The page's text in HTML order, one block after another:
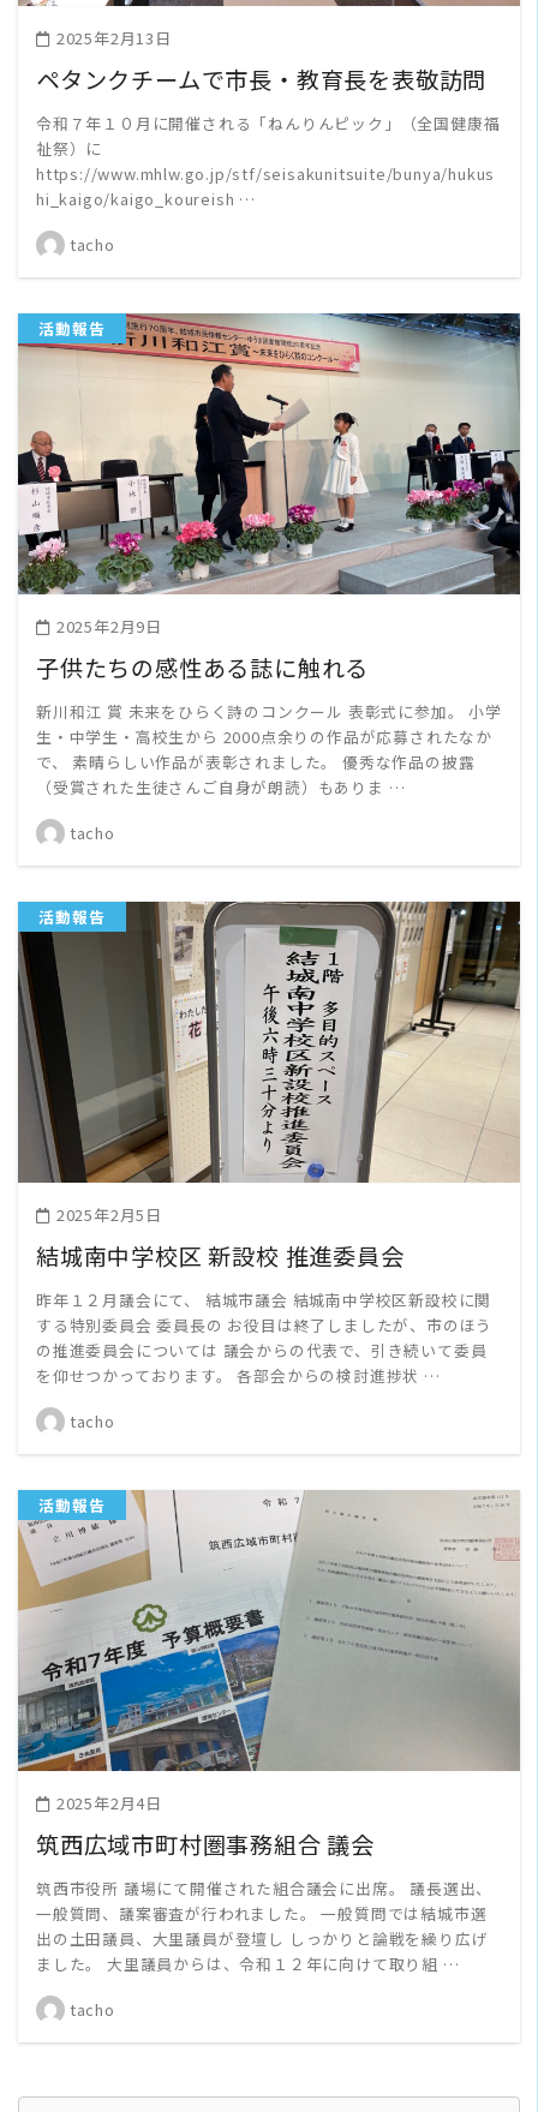
2025年2月13日
ペタンクチームで市長・教育長を表敬訪問
令和７年１０月に開催される「ねんりんピック」（全国健康福
祉祭）に
https://www.mhlw.go.jp/stf/seisakunitsuite/bunya/hukus
hi_kaigo/kaigo_koureish …
tacho
活動報告
READ MORE
2025年2月9日
子供たちの感性ある誌に触れる
新川和江 賞 未来をひらく詩のコンクール 表彰式に参加。 小学
生・中学生・高校生から 2000点余りの作品が応募されたなか
で、 素晴らしい作品が表彰されました。 優秀な作品の披露
（受賞された生徒さんご自身が朗読）もありま …
tacho
活動報告
READ MORE
2025年2月5日
結城南中学校区 新設校 推進委員会
昨年１２月議会にて、 結城市議会 結城南中学校区新設校に関
する特別委員会 委員長の お役目は終了しましたが、市のほう
の推進委員会については 議会からの代表で、引き続いて委員
を仰せつかっております。 各部会からの検討進捗状 …
tacho
活動報告
READ MORE
2025年2月4日
筑西広域市町村圏事務組合 議会
筑西市役所 議場にて開催された組合議会に出席。 議長選出、
一般質問、議案審査が行われました。 一般質問では結城市選
出の土田議員、大里議員が登壇し しっかりと論戦を繰り広げ
ました。 大里議員からは、令和１２年に向けて取り組 …
tacho